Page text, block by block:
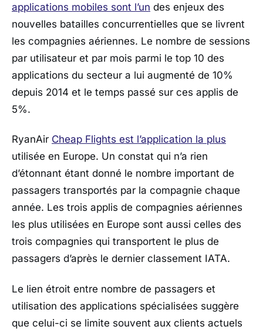
applications mobiles sont l’un des enjeux des
nouvelles batailles concurrentielles que se livrent
les compagnies aériennes. Le nombre de sessions
par utilisateur et par mois parmi le top 10 des
applications du secteur a lui augmenté de 10%
depuis 2014 et le temps passé sur ces applis de
5%.
RyanAir Cheap Flights est l’application la plus
utilisée en Europe. Un constat qui n’a rien
d’étonnant étant donné le nombre important de
passagers transportés par la compagnie chaque
année. Les trois applis de compagnies aériennes
les plus utilisées en Europe sont aussi celles des
trois compagnies qui transportent le plus de
passagers d’après le dernier classement IATA.
Le lien étroit entre nombre de passagers et
utilisation des applications spécialisées suggère
que celui-ci se limite souvent aux clients actuels